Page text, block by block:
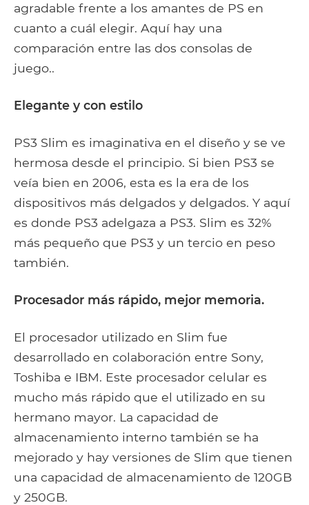
agradable frente a los amantes de PS en
cuanto a cuál elegir. Aquí hay una
comparación entre las dos consolas de
juego..
Elegante y con estilo
PS3 Slim es imaginativa en el diseño y se ve
hermosa desde el principio. Si bien PS3 se
veía bien en 2006, esta es la era de los
dispositivos más delgados y delgados. Y aquí
es donde PS3 adelgaza a PS3. Slim es 32%
más pequeño que PS3 y un tercio en peso
también.
Procesador más rápido, mejor memoria.
El procesador utilizado en Slim fue
desarrollado en colaboración entre Sony,
Toshiba e IBM. Este procesador celular es
mucho más rápido que el utilizado en su
hermano mayor. La capacidad de
almacenamiento interno también se ha
mejorado y hay versiones de Slim que tienen
una capacidad de almacenamiento de 120GB
y 250GB.